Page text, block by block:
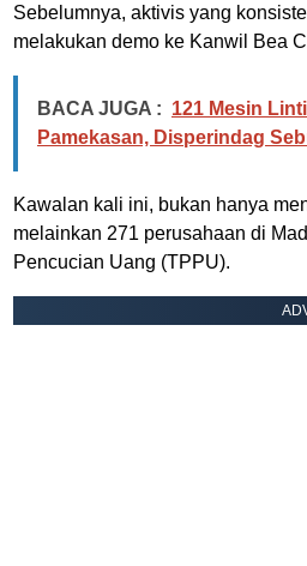
Sebelumnya, aktivis yang
melakukan demo ke Kanwil Bea
BACA JUGA : 121 Mesin
Pamekasan, Disperindag
Kawalan kali ini, bukan hanya
melainkan 271 perusahaan di
Pencucian Uang (TPPU).